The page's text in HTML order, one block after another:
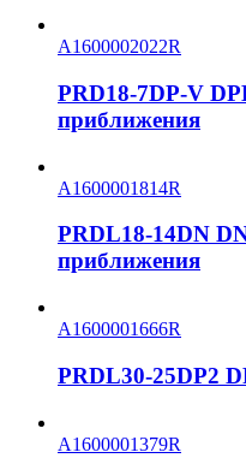
A1600002022R
PRD18-7DP-V
приближения
A1600001814R
PRDL18-14DN
приближения
A1600001666R
PRDL30-25DP2
A1600001379R